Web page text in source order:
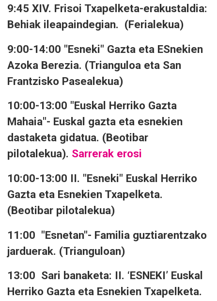
9:45 XIV. Frisoi Txapelketa-erakustaldia:
Behiak ileapaindegian. (Ferialekua)
9:00-14:00 "Esneki" Gazta eta ESnekien
Azoka Berezia. (Trianguloa eta San
Frantzisko Pasealekua)
10:00-13:00 "Euskal Herriko Gazta
Mahaia"- Euskal gazta eta esnekien
dastaketa gidatua. (Beotibar
pilotalekua). Sarrerak erosi
10:00-13:00 II. "Esneki" Euskal Herriko
Gazta eta Esnekien Txapelketa.
(Beotibar pilotalekua)
11:00 "Esnetan"- Familia guztiarentzako
jarduerak. (Trianguloan)
13:00 Sari banaketa: II. ‘ESNEKI’ Euskal
Herriko Gazta eta Esnekien Txapelketa.